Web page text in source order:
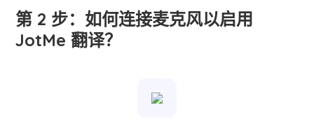
第 2 步：如何连接麦克风以启用
JotMe 翻译？